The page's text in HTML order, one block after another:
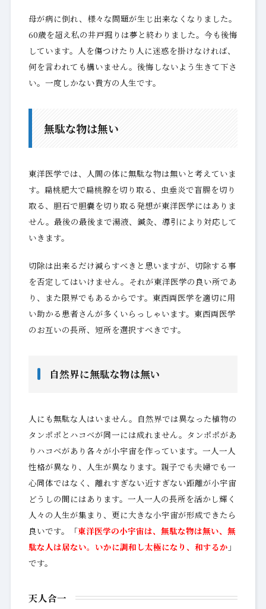
母が病に倒れ、様々な問題が生じ出来なくなりました。
60歳を超え私の井戸掘りは夢と終わりました。今も後悔
しています。人を傷つけたり人に迷惑を掛けなければ、
何を言われても構いません。後悔しないよう生きて下さ
い。一度しかない貴方の人生です。
無駄な物は無い
東洋医学では、人間の体に無駄な物は無いと考えていま
す。扁桃肥大で扁桃腺を切り取る、虫垂炎で盲腸を切り
取る、胆石で胆嚢を切り取る発想が東洋医学にはありま
せん。最後の最後まで湯液、鍼灸、導引により対応して
いきます。
切除は出来るだけ減らすべきと思いますが、切除する事
を否定してはいけません。それが東洋医学の良い所であ
り、また限界でもあるからです。東西両医学を適切に用
い助かる患者さんが多くいらっしゃいます。東西両医学
のお互いの長所、短所を選択すべきです。
自然界に無駄な物は無い
人にも無駄な人はいません。自然界では異なった植物の
タンポポとハコベが同一には成れません。タンポポがあ
りハコベがあり各々が小宇宙を作っています。一人一人
性格が異なり、人生が異なります。親子でも夫婦でも一
心同体ではなく、離れすぎない近すぎない距離が小宇宙
どうしの間にはあります。一人一人の長所を活かし輝く
人々の人生が集まり、更に大きな小宇宙が形成できたら
良いです。「東洋医学の小宇宙は、無駄な物は無い、無
駄な人は居ない。いかに調和し太極になり、和するか 」
です。
天人合一